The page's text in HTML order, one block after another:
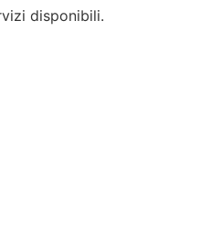
disponibili.